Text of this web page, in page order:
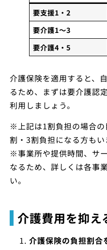
要支援1・2
要介護1～3
要介護4・5
介護保険を適用すると、
るため、まずは要介護認
利用しましょう。
※上記は1割負担の場合の
割・3割負担になる方もい
※事業所や提供時間、サ
なるため、詳しくは各事
い。
介護費用を抑え
介護保険の負担割合